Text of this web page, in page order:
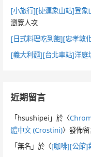
[小旅行][捷運象山站]登象
瀏覽人次
[日式料理吃到飽][忠孝敦
[義大利麵][台北車站]洋庭
近期留言
「 hsushipei 」於〈
體中文 (Crostini)〉發佈
「無名 」於〈[咖啡][公館]